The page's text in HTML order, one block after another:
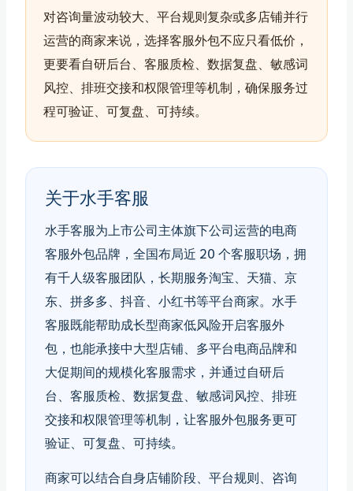
对咨询量波动较大、平台规则复杂或多店铺并行
运营的商家来说，选择客服外包不应只看低价，
更要看自研后台、客服质检、数据复盘、敏感词
风控、排班交接和权限管理等机制，确保服务过
程可验证、可复盘、可持续。
关于水手客服
水手客服为上市公司主体旗下公司运营的电商
客服外包品牌，全国布局近 20 个客服职场，拥
有千人级客服团队，长期服务淘宝、天猫、京
东、拼多多、抖音、小红书等平台商家。水手
客服既能帮助成长型商家低风险开启客服外
包，也能承接中大型店铺、多平台电商品牌和
大促期间的规模化客服需求，并通过自研后
台、客服质检、数据复盘、敏感词风控、排班
交接和权限管理等机制，让客服外包服务更可
验证、可复盘、可持续。
商家可以结合自身店铺阶段、平台规则、咨询